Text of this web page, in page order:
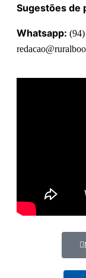
Sugestões de
Whatsapp: